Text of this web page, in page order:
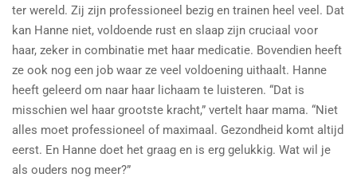
ter wereld. Zij zijn professioneel bezig en trainen heel veel. Dat
kan Hanne niet, voldoende rust en slaap zijn cruciaal voor
haar, zeker in combinatie met haar medicatie. Bovendien heeft
ze ook nog een job waar ze veel voldoening uithaalt. Hanne
heeft geleerd om naar haar lichaam te luisteren. “Dat is
misschien wel haar grootste kracht,” vertelt haar mama. “Niet
alles moet professioneel of maximaal. Gezondheid komt altijd
eerst. En Hanne doet het graag en is erg gelukkig. Wat wil je
als ouders nog meer?”